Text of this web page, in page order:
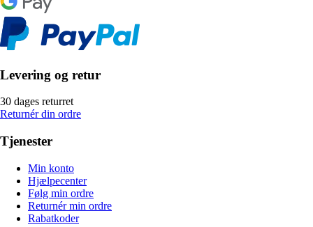
Levering og retur
30 dages returret
Returnér din ordre
Tjenester
Min konto
Hjælpecenter
Følg min ordre
Returnér min ordre
Rabatkoder